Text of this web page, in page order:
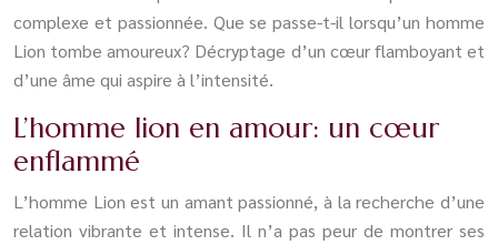
complexe et passionnée. Que se passe-t-il lorsqu’un homme
Lion tombe amoureux? Décryptage d’un cœur flamboyant et
d’une âme qui aspire à l’intensité.
L’homme lion en amour: un cœur
enflammé
L’homme Lion est un amant passionné, à la recherche d’une
relation vibrante et intense. Il n’a pas peur de montrer ses